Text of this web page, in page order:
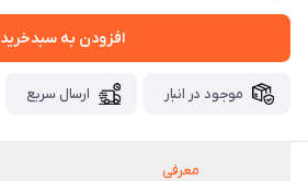
افزودن به سبدخرید
موجود در انبار ارسال سریع
معرفی